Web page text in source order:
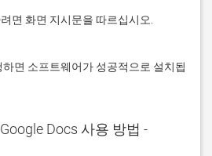
Docs 사용 방법 -